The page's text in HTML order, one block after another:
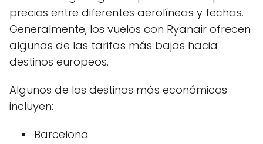
precios entre diferentes aerolíneas y fechas.
Generalmente, los vuelos con Ryanair ofrecen
algunas de las tarifas más bajas hacia
destinos europeos.
Algunos de los destinos más económicos
incluyen:
Barcelona